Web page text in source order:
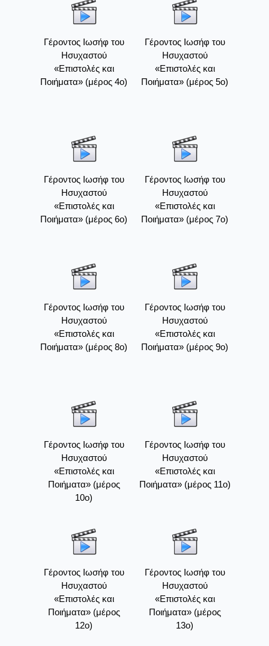
Γέροντος Ιωσήφ του
Ησυχαστού
«Επιστολές και
Ποιήματα» (μέρος 4ο)
Γέροντος Ιωσήφ του
Ησυχαστού
«Επιστολές και
Ποιήματα» (μέρος 5ο)
Γέροντος Ιωσήφ του
Ησυχαστού
«Επιστολές και
Ποιήματα» (μέρος 6ο)
Γέροντος Ιωσήφ του
Ησυχαστού
«Επιστολές και
Ποιήματα» (μέρος 7ο)
Γέροντος Ιωσήφ του
Ησυχαστού
«Επιστολές και
Ποιήματα» (μέρος 8ο)
Γέροντος Ιωσήφ του
Ησυχαστού
«Επιστολές και
Ποιήματα» (μέρος 9ο)
Γέροντος Ιωσήφ του
Ησυχαστού
«Επιστολές και
Ποιήματα» (μέρος
10ο)
Γέροντος Ιωσήφ του
Ησυχαστού
«Επιστολές και
Ποιήματα» (μέρος 11ο)
Γέροντος Ιωσήφ του
Ησυχαστού
«Επιστολές και
Ποιήματα» (μέρος
12ο)
Γέροντος Ιωσήφ του
Ησυχαστού
«Επιστολές και
Ποιήματα» (μέρος
13ο)